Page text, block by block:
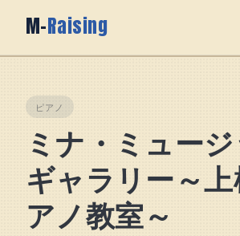
M-Raising
ピアノ
ミナ・ミュージ
ギャラリー～
アノ教室～